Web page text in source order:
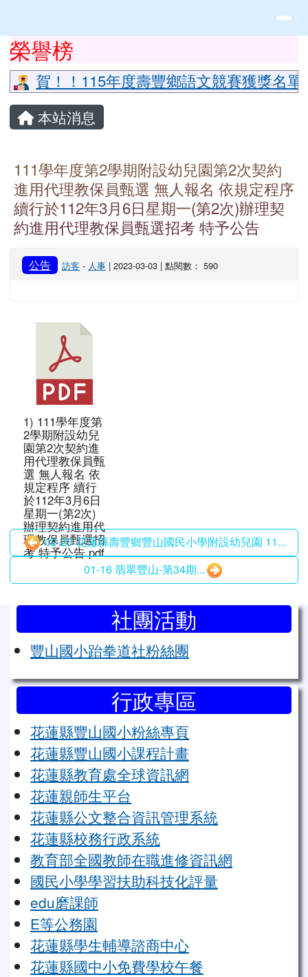
上中區域內容
榮譽榜
賀！！115年度壽豐鄉語文競賽獲獎名
主內容區域
本站消息
111學年度第2學期附設幼兒園第2次契約
進用代理教保員甄選 無人報名 依規定程序
續行於112年3月6日星期一(第2次)辦理契
約進用代理教保員甄選招考 特予公告
公告 訪客 - 人事 | 2023-03-03 | 點閱數： 590
1) 111學年度第
2學期附設幼兒
園第2次契約進
用代理教保員甄
選 無人報名 依
規定程序 續行
於112年3月6日
星期一(第2次)
辦理契約進用代
理教保員甄選招
考 特予公告.pdf
02-23 花蓮縣壽豐鄉豐山國民小學附設幼兒園 11...
01-16 翡翠豐山-第34期...
左邊區域內容 社團活動
豐山國小跆拳道社粉絲團
行政專區
花蓮縣豐山國小粉絲專頁
花蓮縣豐山國小課程計畫
花蓮縣教育處全球資訊網
花蓮親師生平台
花蓮縣公文整合資訊管理系統
花蓮縣校務行政系統
教育部全國教師在職進修資訊網
國民小學學習扶助科技化評量
edu磨課師
E等公務園
花蓮縣學生輔導諮商中心
花蓮縣國中小免費學校午餐
頁尾區域